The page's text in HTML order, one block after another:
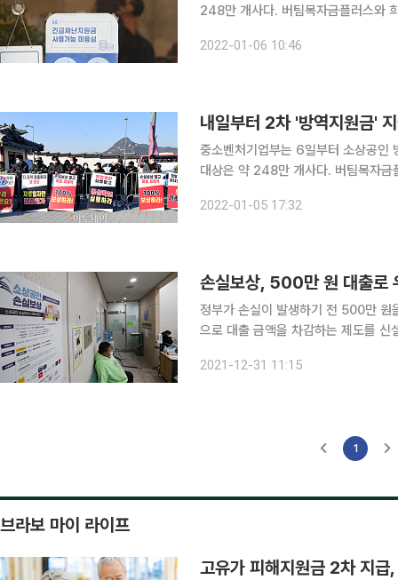
248만 개사다. 버팀목자금플러스와
대해 매출이 감소한 것으로 인정해 방
2022-01-06 10:46
내일부터 2차 '방역지원금'
중소벤처기업부는 6일부터 소상공인
대상은 약 248만 개사다. 버팀목자
체에 대해 매출이 감소한 것으로 인정
2022-01-05 17:32
손실보상, 500만 원 대출로
정부가 손실이 발생하기 전 500만 원
으로 대출 금액을 차감하는 제도를 신설한다고 31일 밝혔다.
벤처기업부 장관은 중앙재난안전대
2021-12-31 11:15
1
브라보 마이 라이프
고유가 피해지원금 2차 지